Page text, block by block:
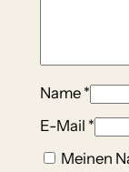
Name *
E-Mail *
Meinen